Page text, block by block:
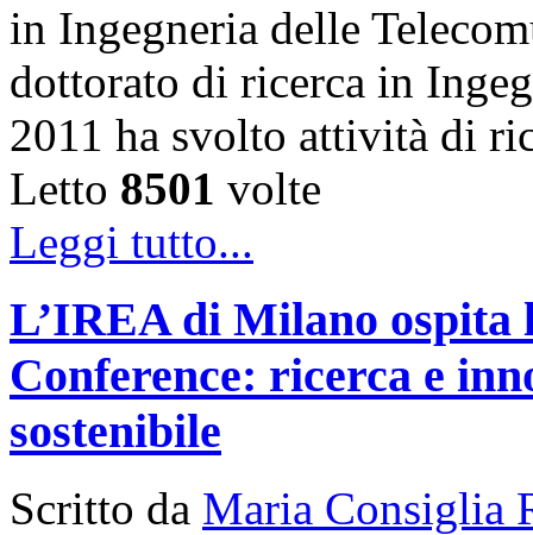
in Ingegneria delle
dottorato di ricerca in
2011 ha svolto attività di
Letto 8501 volte
Leggi tutto...
L’IREA di Milano
Conference: ricerca e
sostenibile
Scritto da Maria Consiglia